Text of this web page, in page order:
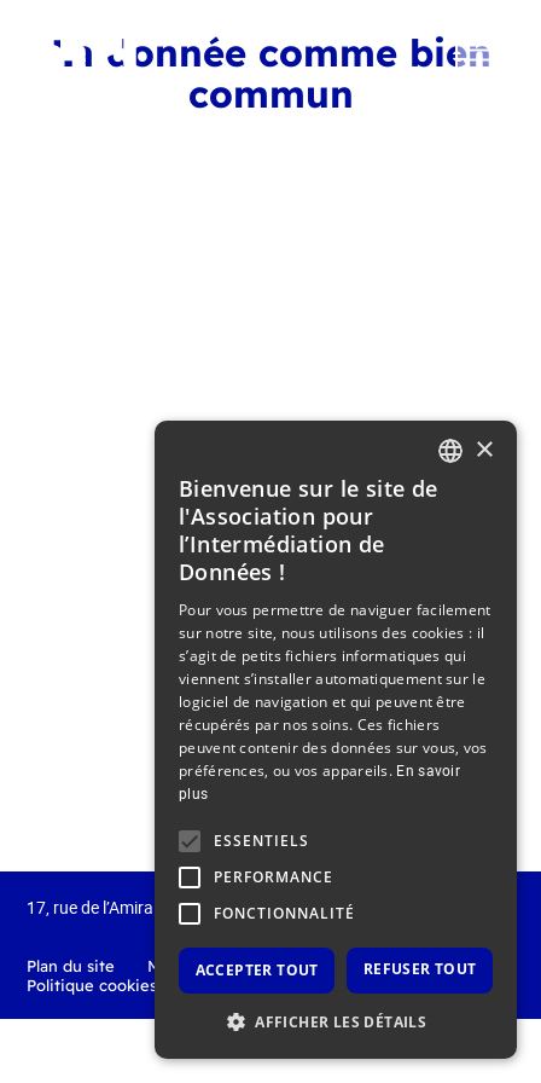
La donnée comme bien
commun
17, rue de l’Amiral Hamelin75 116 Paris France
Plan du site Mentions légales
Politique de confidentialité
Politique cookies
Nous contacter
×
Bienvenue sur le site de
l'Association pour
l’Intermédiation de
Données !
Pour vous permettre de naviguer facilement
sur notre site, nous utilisons des cookies : il
s’agit de petits fichiers informatiques qui
viennent s’installer automatiquement sur le
logiciel de navigation et qui peuvent être
récupérés par nos soins. Ces fichiers
peuvent contenir des données sur vous, vos
préférences, ou vos appareils. En savoir
plus
ESSENTIELS
PERFORMANCE
FONCTIONNALITÉ
ACCEPTER TOUT REFUSER TOUT
AFFICHER LES DÉTAILS